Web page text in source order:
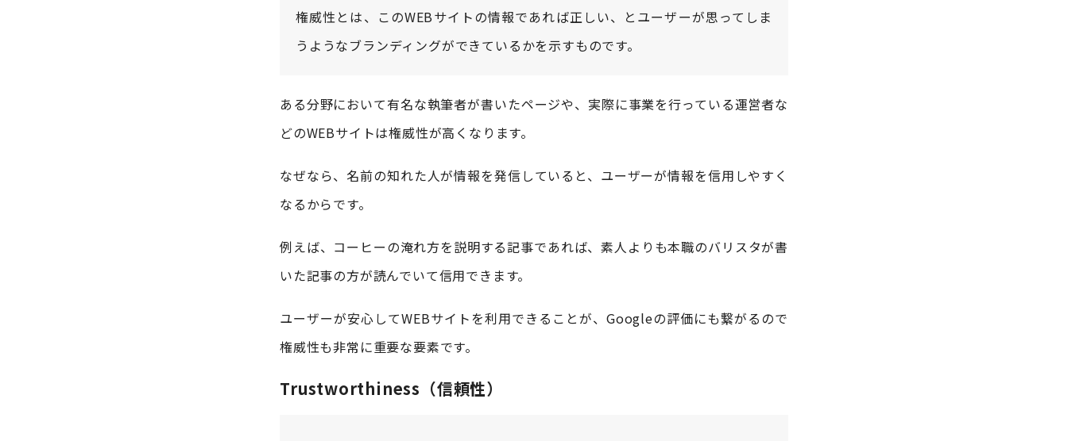
権威性とは、このWEBサイトの情報であれば正しい、とユーザーが思ってしま
うようなブランディングができているかを示すものです。
ある分野において有名な執筆者が書いたページや、実際に事業を行っている運営者な
どのWEBサイトは権威性が高くなります。
なぜなら、名前の知れた人が情報を発信していると、ユーザーが情報を信用しやすく
なるからです。
例えば、コーヒーの淹れ方を説明する記事であれば、素人よりも本職のバリスタが書
いた記事の方が読んでいて信用できます。
ユーザーが安心してWEBサイトを利用できることが、Googleの評価にも繋がるので
権威性も非常に重要な要素です。
Trustworthiness（信頼性）